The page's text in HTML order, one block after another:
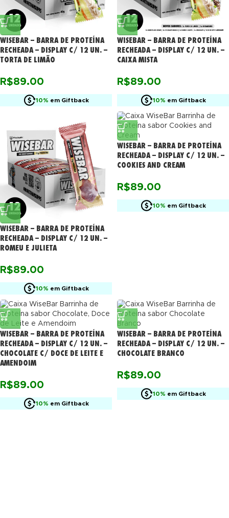
WISEBAR – BARRA DE PROTEÍNA
RECHEADA – DISPLAY C/ 12 UN. –
TORTA DE LIMÃO
R$89.00
10% em Giftback
WISEBAR – BARRA DE PROTEÍNA
RECHEADA – DISPLAY C/ 12 UN. –
CAIXA MISTA
R$89.00
10% em Giftback
WISEBAR – BARRA DE PROTEÍNA
RECHEADA – DISPLAY C/ 12 UN. –
ROMEU E JULIETA
R$89.00
10% em Giftback
WISEBAR – BARRA DE PROTEÍNA
RECHEADA – DISPLAY C/ 12 UN. –
COOKIES AND CREAM
R$89.00
10% em Giftback
WISEBAR – BARRA DE PROTEÍNA
RECHEADA – DISPLAY C/ 12 UN. –
CHOCOLATE C/ DOCE DE LEITE E
AMENDOIM
R$89.00
10% em Giftback
WISEBAR – BARRA DE PROTEÍNA
RECHEADA – DISPLAY C/ 12 UN. –
CHOCOLATE BRANCO
R$89.00
10% em Giftback